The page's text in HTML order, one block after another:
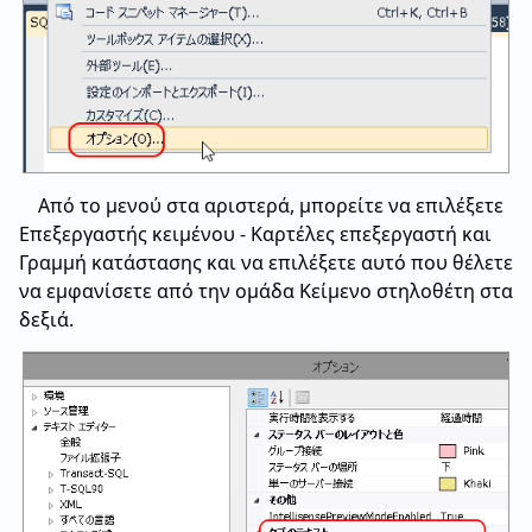
Από το μενού στα αριστερά, μπορείτε να επιλέξετε
Επεξεργαστής κειμένου - Καρτέλες επεξεργαστή και
Γραμμή κατάστασης και να επιλέξετε αυτό που θέλετε
να εμφανίσετε από την ομάδα Κείμενο στηλοθέτη στα
δεξιά.